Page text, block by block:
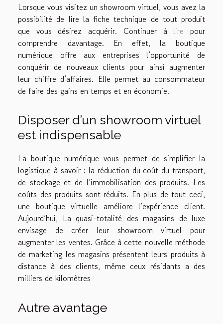
Lorsque vous visitez un showroom virtuel, vous avez la
possibilité de lire la fiche technique de tout produit
que vous désirez acquérir. Continuer à lire pour
comprendre davantage. En effet, la boutique
numérique offre aux entreprises l’opportunité de
conquérir de nouveaux clients pour ainsi augmenter
leur chiffre d’affaires. Elle permet au consommateur
de faire des gains en temps et en économie.
Disposer d’un showroom virtuel
est indispensable
La boutique numérique vous permet de simplifier la
logistique à savoir : la réduction du coût du transport,
de stockage et de l’immobilisation des produits. Les
coûts des produits sont réduits. En plus de tout ceci,
une boutique virtuelle améliore l’expérience client.
Aujourd’hui, La quasi-totalité des magasins de luxe
envisage de créer leur showroom virtuel pour
augmenter les ventes. Grâce à cette nouvelle méthode
de marketing les magasins présentent leurs produits à
distance à des clients, même ceux résidants a des
milliers de kilomètres
Autre avantage